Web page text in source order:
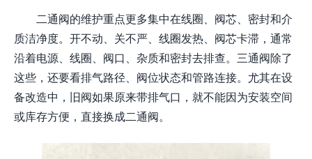
二通阀的维护重点更多集中在线圈、阀芯、密封和介
质洁净度。开不动、关不严、线圈发热、阀芯卡滞，通常
沿着电源、线圈、阀口、杂质和密封去排查。三通阀除了
这些，还要看排气路径、阀位状态和管路连接。尤其在设
备改造中，旧阀如果原来带排气口，就不能因为安装空间
或库存方便，直接换成二通阀。